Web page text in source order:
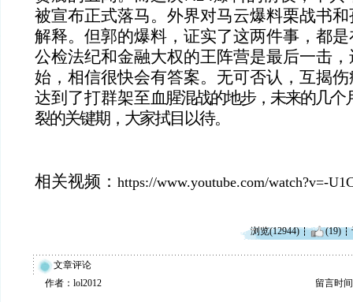
被宣布正式落马。外界对马云爆料栗战书
解释。但郭的爆料，证实了这两件事，都
公检法纪和金融大权的王阵营是最后一击
始，相信很快会有答案。无可否认，互揭
达到了打群架至 血腥混战的地步，未来的几个
裂的关键期，大家拭目以待。
相关视频： https://www.youtube.com/watch?v=-
浏览(12944) (19)
文章评论
作者：lol2012
留言时